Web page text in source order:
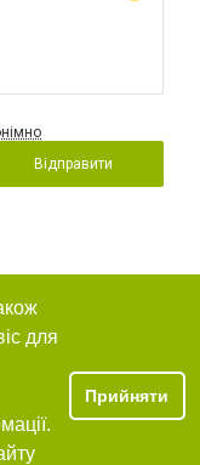
Відправити
для
Прийняти